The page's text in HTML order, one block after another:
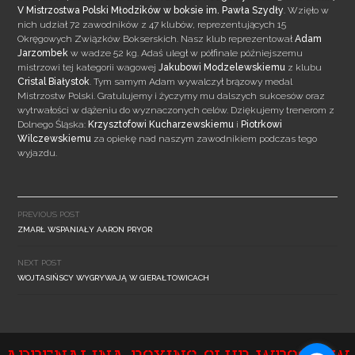
V Mistrzostwa Polski Młodzików w boksie im. Pawła Szydły . Wzięło w
nich udział 72 zawodników z 47 klubów, reprezentujących 15
Okręgowych Związków Bokserskich. Nasz klub reprezentowałAdam
Jarzombek w wadze 52 kg. Adaś uległ w półfinale późniejszemu
mistrzowi tej kategorii wagowejJakubowi Modzelewskiemu z klubu
Cristal Białystok . Tym samym Adam wywalczył brązowy medal
Mistrzostw Polski. Gratulujemy i życzymy mu dalszych sukcesów oraz
wytrwałości w dążeniu do wyznaczonych celów. Dziękujemy trenerom z
Dolnego Śląska:Krzysztofowi Kucharzewskiemu iPiotrkowi
Wilczewskiemu za opiekę nad naszym zawodnikiem podczas tego
wyjazdu.
navigation
PREVIOUS POST
ZMARŁ WSPANIAŁY AARON PRYOR
NEXT POST
WOJTASIŃSCY WYGRYWAJĄ W GIERAŁTOWICACH